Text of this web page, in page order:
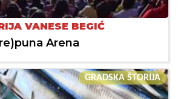
VANESE BEGIĆ
Arena
GRADSKA ŠTORIJA